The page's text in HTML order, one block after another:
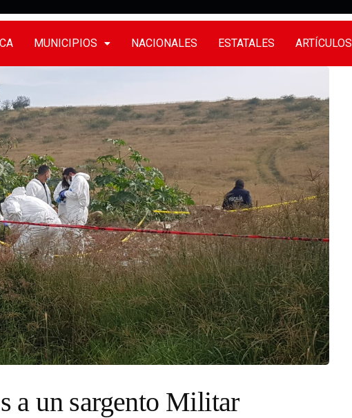
MUNICIPIOS NACIONALES ESTATALES ARTÍCULOS
a un sargento Militar